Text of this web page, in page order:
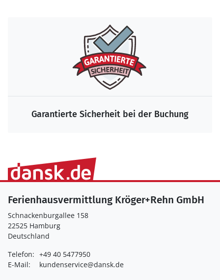
Die größte Auswahl zum Bestpreis
Ferienhausvermittlung Kröger+Rehn GmbH
Schnackenburgallee 158
22525 Hamburg
Deutschland
Telefon: +49 40 5477950
E-Mail:
kundenservice@dansk.de